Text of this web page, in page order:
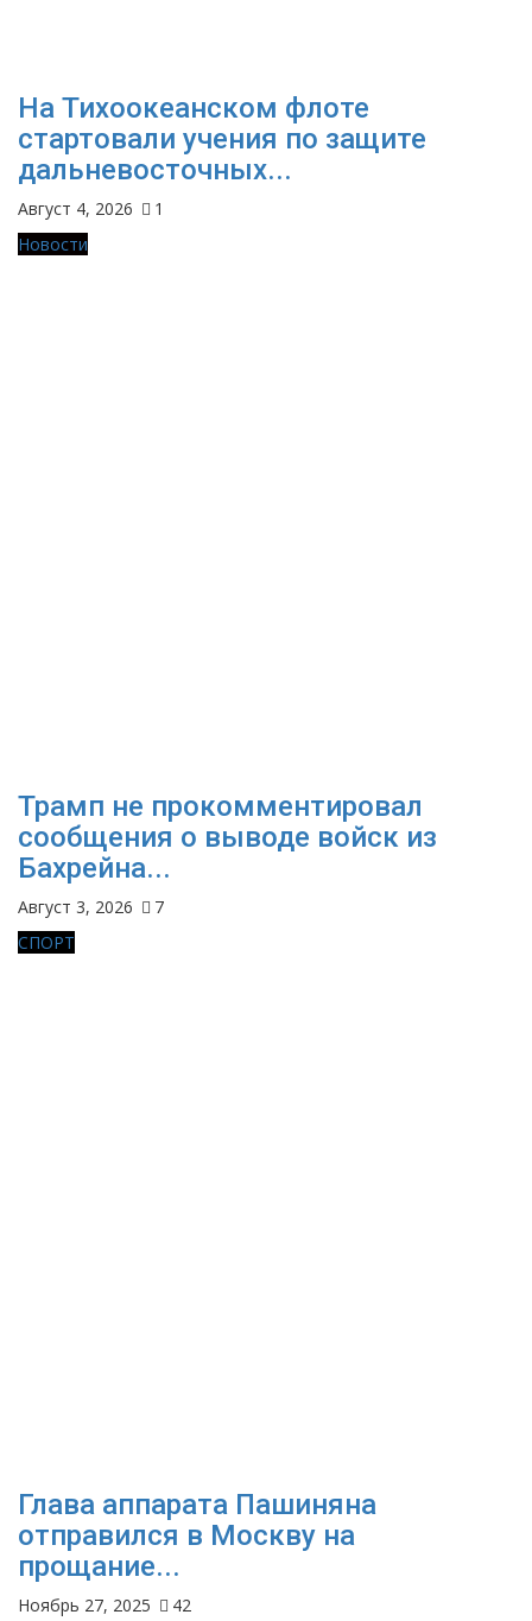
На Тихоокеанском флоте
стартовали учения по защите
дальневосточных...
Август 4, 2026
1
Новости
Трамп не прокомментировал
сообщения о выводе войск из
Бахрейна...
Август 3, 2026
7
СПОРТ
Глава аппарата Пашиняна
отправился в Москву на
прощание...
Ноябрь 27, 2025
42